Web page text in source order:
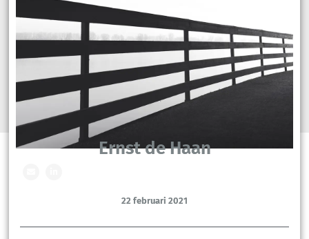
Ernst de Haan
22 februari 2021